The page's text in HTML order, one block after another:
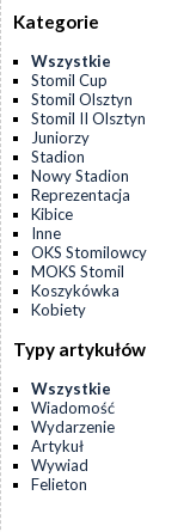
Kategorie
Wszystkie
Stomil Cup
Stomil Olsztyn
Stomil II Olsztyn
Juniorzy
Stadion
Nowy Stadion
Reprezentacja
Kibice
Inne
OKS Stomilowcy
MOKS Stomil
Koszykówka
Kobiety
Typy artykułów
Wszystkie
Wiadomość
Wydarzenie
Artykuł
Wywiad
Felieton